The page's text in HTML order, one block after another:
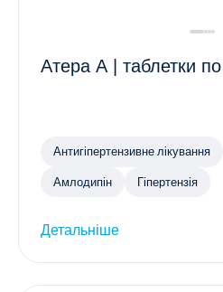
Атера А | таблетки
Антигіпертензивне лікування
Амлодипін Гіпертензія
Детальніше